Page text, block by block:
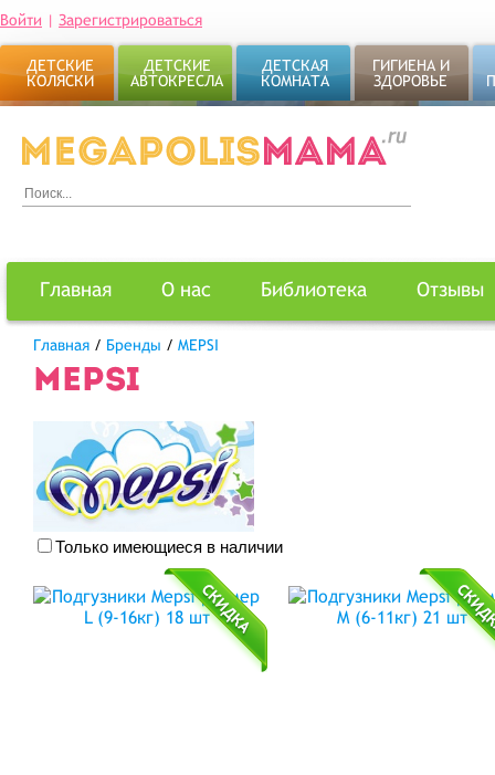
Войти | Зарегистрироваться
ДЕТСКИЕ
КОЛЯСКИ
ДЕТСКИЕ
АВТОКРЕСЛА
ДЕТСКАЯ
КОМНАТА
ГИГИЕНА И
ЗДОРОВЬЕ
Главная О нас Библиотека Отзывы
Главная / Бренды / MEPSI
MEPSI
Только имеющиеся в наличии